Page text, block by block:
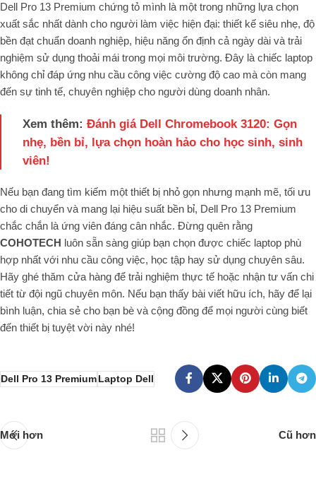
Dell Pro 13 Premium chứng tỏ mình là một trong những lựa chọn
xuất sắc nhất dành cho người làm việc hiện đại: thiết kế siêu nhẹ, độ
bền đạt chuẩn doanh nghiệp, hiệu năng ổn định cả ngày dài và trải
nghiệm sử dụng thoải mái trong mọi môi trường. Đây là chiếc laptop
không chỉ đáp ứng nhu cầu công việc cường độ cao mà còn mang
đến sự tinh tế, chuyên nghiệp cho người dùng doanh nhân.
Xem thêm: Đánh giá Dell Chromebook 3120: Gọn
nhẹ, bền bỉ, lựa chọn hoàn hảo cho học sinh, sinh
viên!
Nếu bạn đang tìm kiếm một thiết bị nhỏ gọn nhưng mạnh mẽ, tối ưu
cho di chuyển và mang lại hiệu suất bền bỉ, Dell Pro 13 Premium
chắc chắn là ứng viên đáng cân nhắc. Đừng quên rằng
COHOTECH luôn sẵn sàng giúp bạn chọn được chiếc laptop phù
hợp nhất với nhu cầu công việc, học tập hay sử dụng chuyên sâu.
Hãy ghé thăm cửa hàng để trải nghiệm thực tế hoặc nhận tư vấn chi
tiết từ đội ngũ chuyên môn. Nếu bạn thấy bài viết hữu ích, hãy để lại
bình luận, chia sẻ cho bạn bè và cộng đồng để mọi người cùng biết
đến thiết bị tuyệt vời này nhé!
Dell Pro 13 PremiumLaptop Dell
Mới hơn Cũ hơn